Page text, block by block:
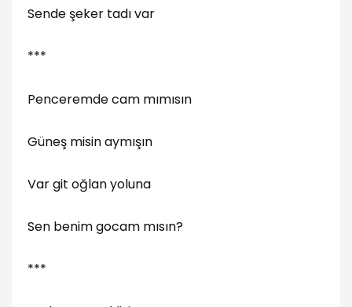
Sende şeker tadı var
***
Penceremde cam mımısın
Güneş misin aymışın
Var git oğlan yoluna
Sen benim gocam mısın?
***